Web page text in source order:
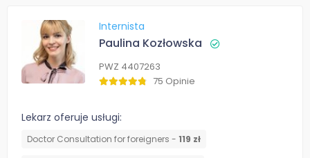
Internista
Paulina Kozłowska
PWZ 4407263
75 Opinie
Lekarz oferuje usługi:
Doctor Consultation for foreigners - 119 zł